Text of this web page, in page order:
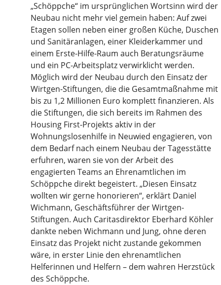
„Schöppche“ im ursprünglichen Wortsinn wird der
Neubau nicht mehr viel gemein haben: Auf zwei
Etagen sollen neben einer großen Küche, Duschen
und Sanitäranlagen, einer Kleiderkammer und
einem Erste-Hilfe-Raum auch Beratungsräume
und ein PC-Arbeitsplatz verwirklicht werden.
Möglich wird der Neubau durch den Einsatz der
Wirtgen-Stiftungen, die die Gesamtmaßnahme mit
bis zu 1,2 Millionen Euro komplett finanzieren. Als
die Stiftungen, die sich bereits im Rahmen des
Housing First-Projekts aktiv in der
Wohnungslosenhilfe in Neuwied engagieren, von
dem Bedarf nach einem Neubau der Tagesstätte
erfuhren, waren sie von der Arbeit des
engagierten Teams an Ehrenamtlichen im
Schöppche direkt begeistert. „Diesen Einsatz
wollten wir gerne honorieren“, erklärt Daniel
Wichmann, Geschäftsführer der Wirtgen-
Stiftungen. Auch Caritasdirektor Eberhard Köhler
dankte neben Wichmann und Jung, ohne deren
Einsatz das Projekt nicht zustande gekommen
wäre, in erster Linie den ehrenamtlichen
Helferinnen und Helfern – dem wahren Herzstück
des Schöppche.